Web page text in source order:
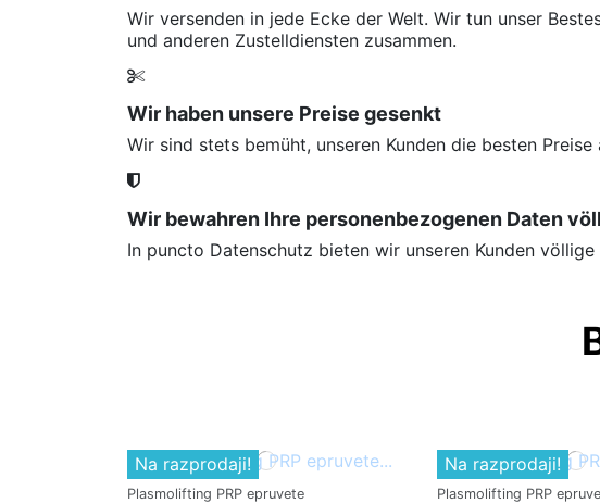
Wir versenden in jede Ecke der Welt. Wir tun unser
und anderen Zustelldiensten zusammen.
Wir haben unsere Preise gesenkt
Wir sind stets bemüht, unseren Kunden die besten Preise
Wir bewahren Ihre personenbezogenen Daten
In puncto Datenschutz bieten wir unseren Kunden völlige
Na razprodaji!
Plasmolifting PRP epruvete
Na razprodaji!
Plasmolifting PRP